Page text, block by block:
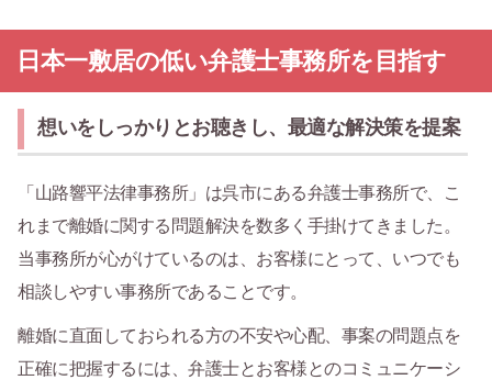
日本一敷居の低い弁護士事務所を目指す
想いをしっかりとお聴きし、最適な解決策を提案
「山路響平法律事務所」は呉市にある弁護士事務所で、こ
れまで離婚に関する問題解決を数多く手掛けてきました。
当事務所が心がけているのは、お客様にとって、いつでも
相談しやすい事務所であることです。
離婚に直面しておられる方の不安や心配、事案の問題点を
正確に把握するには、弁護士とお客様とのコミュニケーシ